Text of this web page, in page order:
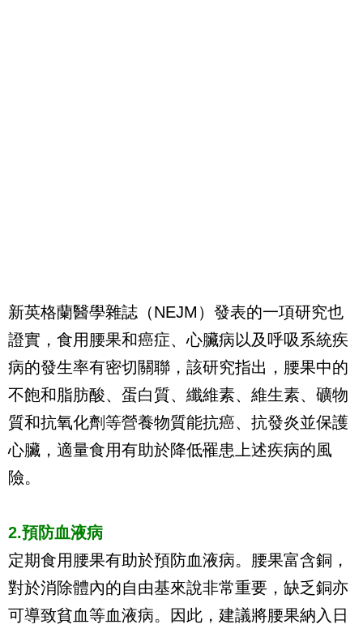
新英格蘭醫學雜誌（NEJM）發表的一項研究也
證實，食用腰果和癌症、心臟病以及呼吸系統疾
病的發生率有密切關聯，該研究指出，腰果中的
不飽和脂肪酸、蛋白質、纖維素、維生素、礦物
質和抗氧化劑等營養物質能抗癌、抗發炎並保護
心臟，適量食用有助於降低罹患上述疾病的風
險。
2.預防血液病
定期食用腰果有助於預防血液病。腰果富含銅，
對於消除體內的自由基來說非常重要，缺乏銅亦
可導致貧血等血液病。因此，建議將腰果納入日